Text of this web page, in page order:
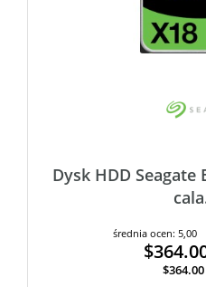
Dysk HDD Seagate
średnia ocen:
$364.00